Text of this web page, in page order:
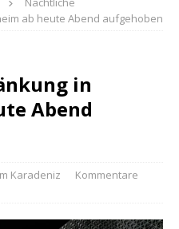
ab heute Abend aufgehoben
in
Abend
Karadeniz
Kommentare